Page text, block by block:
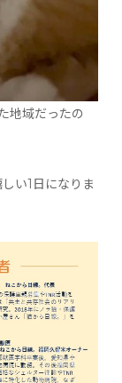
地域だったの
い1日になりま